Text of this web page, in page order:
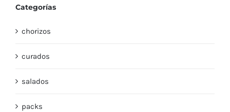
Categorías
chorizos
curados
salados
packs